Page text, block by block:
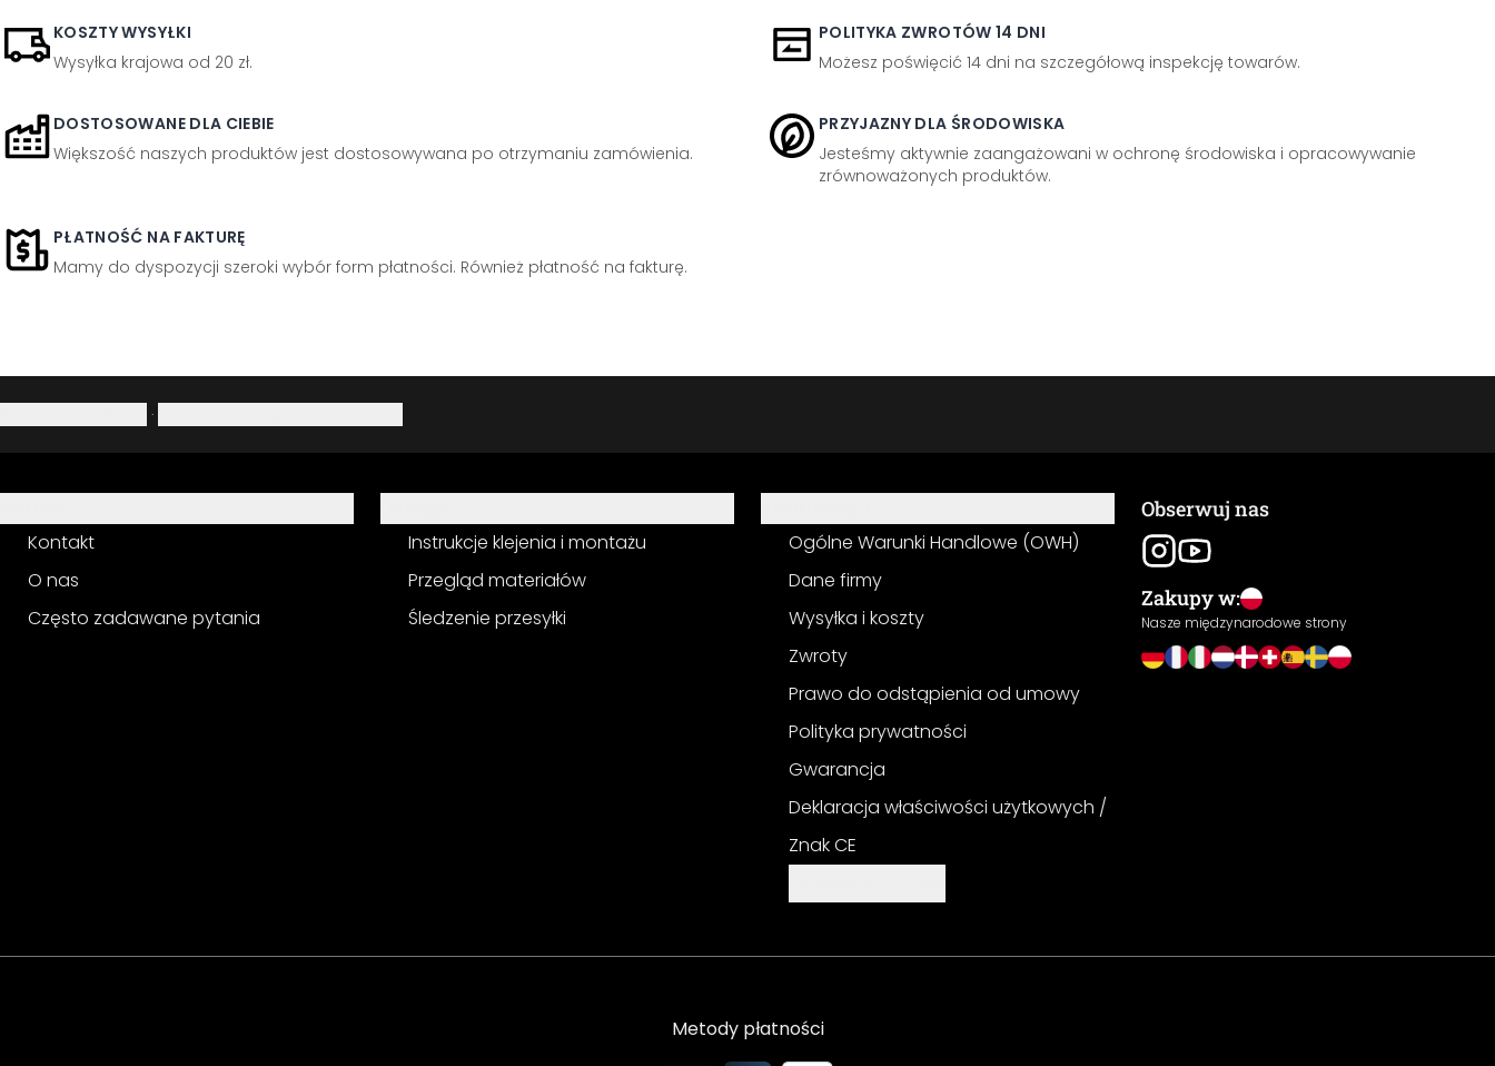
KOSZTY WYSYŁKI
Wysyłka krajowa od 20 zł.
POLITYKA ZWROTÓW 14 DNI
Możesz poświęcić 14 dni na szczegółową inspekcję towarów.
DOSTOSOWANE DLA CIEBIE
Większość naszych produktów jest dostosowywana po otrzymaniu zamówienia.
PRZYJAZNY DLA ŚRODOWISKA
Jesteśmy aktywnie zaangażowani w ochronę środowiska i opracowywanie
zrównoważonych produktów.
PŁATNOŚĆ NA FAKTURĘ
Mamy do dyspozycji szeroki wybór form płatności. Również płatność na fakturę.
·
Kontakt
O nas
Często zadawane pytania
Instrukcje klejenia i montażu
Przegląd materiałów
Śledzenie przesyłki
Ogólne Warunki Handlowe (OWH)
Dane firmy
Wysyłka i koszty
Zwroty
Prawo do odstąpienia od umowy
Polityka prywatności
Gwarancja
Deklaracja właściwości użytkowych /
Znak CE
Obserwuj nas
Zakupy w:
Nasze międzynarodowe strony
Metody płatności